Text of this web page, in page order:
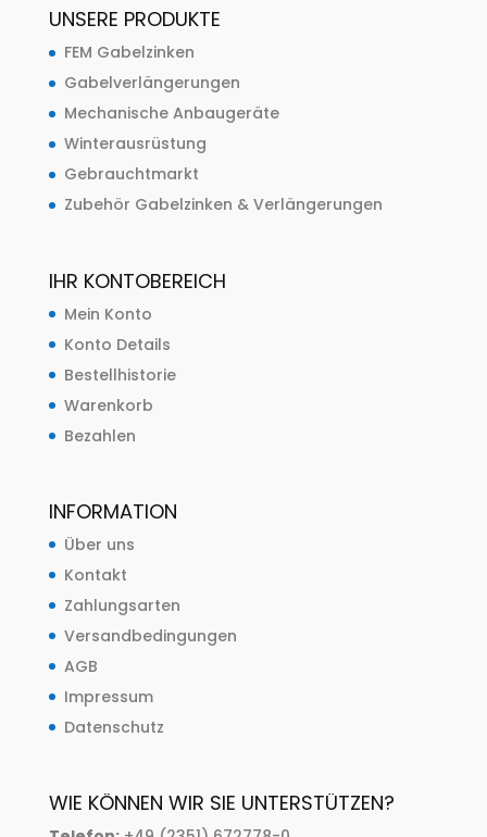
UNSERE PRODUKTE
FEM Gabelzinken
Gabelverlängerungen
Mechanische Anbaugeräte
Winterausrüstung
Gebrauchtmarkt
Zubehör Gabelzinken & Verlängerungen
IHR KONTOBEREICH
Mein Konto
Konto Details
Bestellhistorie
Warenkorb
Bezahlen
INFORMATION
Über uns
Kontakt
Zahlungsarten
Versandbedingungen
AGB
Impressum
Datenschutz
WIE KÖNNEN WIR SIE UNTERSTÜTZEN?